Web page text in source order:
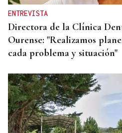
ENTREVISTA
Directora de la Clínica
Ourense: "Realizamos
cada problema y situación"